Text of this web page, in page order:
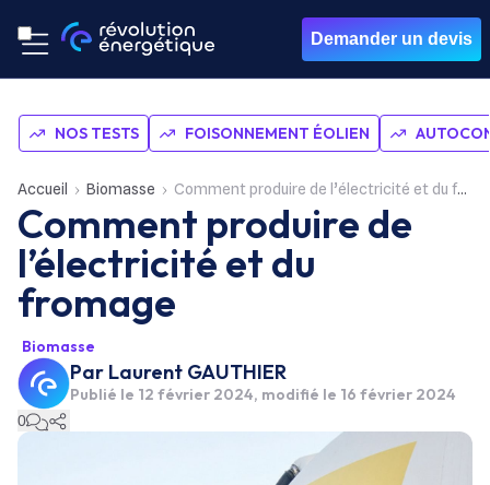
Demander un devis
NOS TESTS FOISONNEMENT ÉOLIEN
Accueil Biomasse Comment produire de l’électricité et du fromage
Comment produire de
l’électricité et du
fromage
Biomasse
Par Laurent GAUTHIER
Publié le 12 février 2024, modifié le 16 février 2024
0